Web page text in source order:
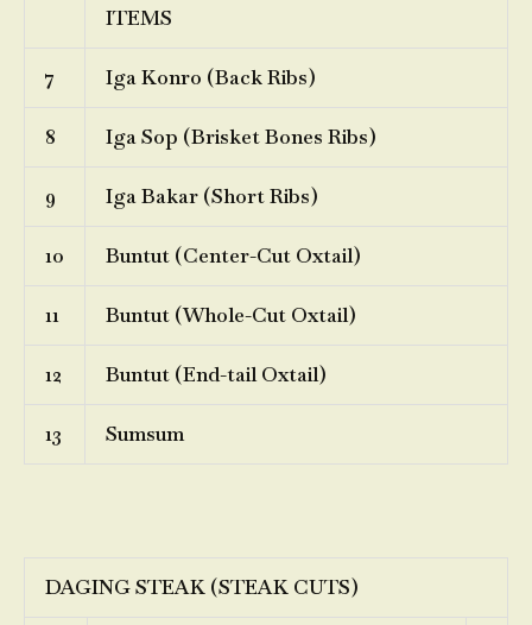
ITEMS
7 Iga Konro (Back Ribs)
8 Iga Sop (Brisket Bones Ribs)
9 Iga Bakar (Short Ribs)
10 Buntut (Center-Cut Oxtail)
11 Buntut (Whole-Cut Oxtail)
12 Buntut (End-tail Oxtail)
13 Sumsum
DAGING STEAK (STEAK CUTS)